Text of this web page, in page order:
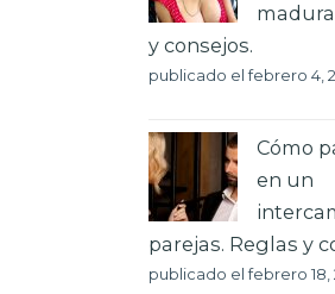
y consejos.
publicado el febrero 4,
Cómo
en un
parejas. Reglas y
publicado el febrero 18,